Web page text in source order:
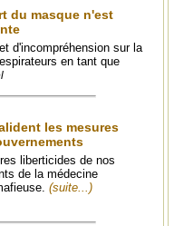
du masque n'est
d'incompréhension sur la
en tant que
les mesures
liberticides de nos
de la médecine
(suite...)